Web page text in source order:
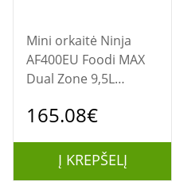
Mini orkaitė Ninja
AF400EU Foodi MAX
Dual Zone 9,5L
165.08€
Į KREPŠELĮ